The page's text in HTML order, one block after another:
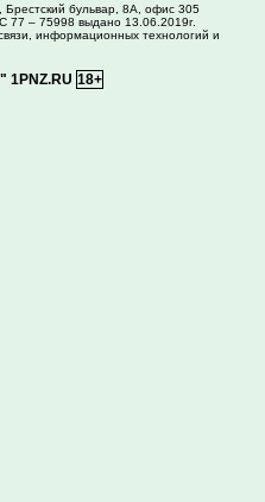
Брестский бульвар, 8А, офис 305
– 75998 выдано 13.06.2019г.
информационных технологий и
1PNZ.RU 18+